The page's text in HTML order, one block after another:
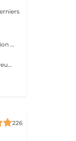
Diagnostique, Shampooing spécifique, Soin démêlant et fixation inclus. Veuillez prendre note que les prix indiqués sur Salonkee sont communiqués à titre informatif et s'entendent de base. Ces derniers sont susceptibles de varier selon le diagnostic réalisé à votre arrivée au salon et l'expertise du professionnel à qui vous confiez votre beauté. Dans tous les cas, un devis précis vous sera proposé et toutes réalisations de prestations seront effectuées avec votre accord.
Le tarif final peut varier dépendant de la longueur de vos cheveux ainsi que des soins et produits utilisés.
226